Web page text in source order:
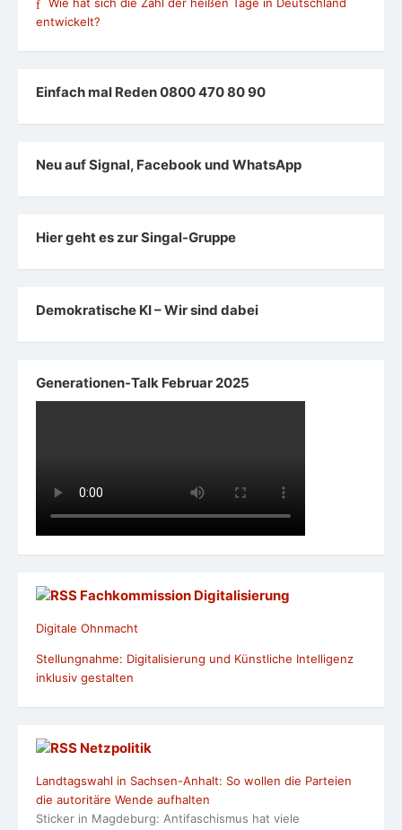
entwickelt?
Einfach mal Reden 0800 470 80 90
Neu auf Signal, Facebook und WhatsApp
Hier geht es zur Singal-Gruppe
Demokratische KI – Wir sind dabei
Generationen-Talk Februar 2025
Fachkommission Digitalisierung
Digitale Ohnmacht
Stellungnahme: Digitalisierung und Künstliche Intelligenz
inklusiv gestalten
Netzpolitik
Landtagswahl in Sachsen-Anhalt: So wollen die Parteien
die autoritäre Wende aufhalten
Sticker in Magdeburg: Antifaschismus hat viele